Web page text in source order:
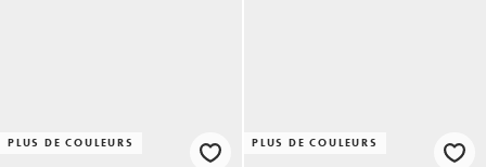
PLUS DE COULEURS PLUS DE COULEURS